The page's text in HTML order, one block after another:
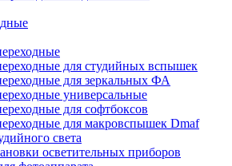
для студийных вспышек
для зеркальных ФА
универсальные
для софтбоксов
для макровспышек Dmaf
света
осветительных приборов